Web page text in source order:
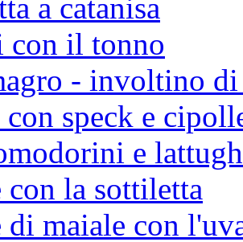
a catanisa
con il tonno
- involtino di
con speck e
e
con la sottiletta
di maiale con